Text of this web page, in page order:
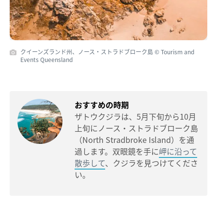
クイーンズランド州、ノース・ストラドブローク島 © Tourism and
Events Queensland
おすすめの時期
ザトウクジラは、5月下旬から10月
上旬にノース・ストラドブローク島
（North Stradbroke Island）を通
過します。双眼鏡を手に岬に沿って
散歩して、クジラを見つけてくださ
い。